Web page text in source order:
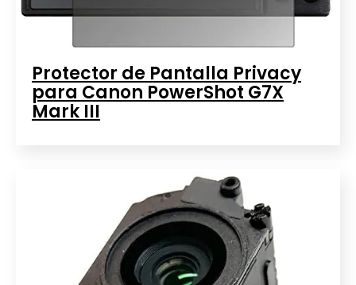
Protector de Pantalla Privacy
para Canon PowerShot G7X
Mark III